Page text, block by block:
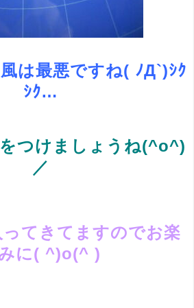
は最悪ですね( ﾉД`)ｼｸ
ｼｸ…
つけましょうね(^o^)
／
てきてますのでお楽
に( ^)o(^ )